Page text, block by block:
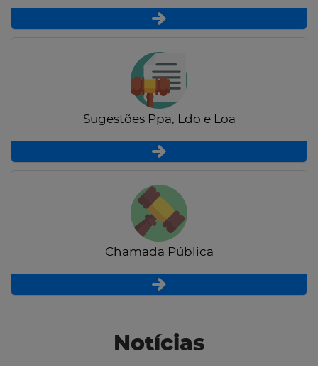
Sugestões Ppa, Ldo e Loa
Chamada Pública
Notícias